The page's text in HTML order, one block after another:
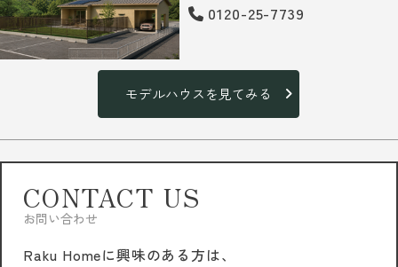
0120-25-7739
モデルハウスを見てみる
CONTACT US
お問い合わせ
Raku Homeに興味のある方は、